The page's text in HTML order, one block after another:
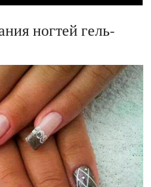
ногтей гель-